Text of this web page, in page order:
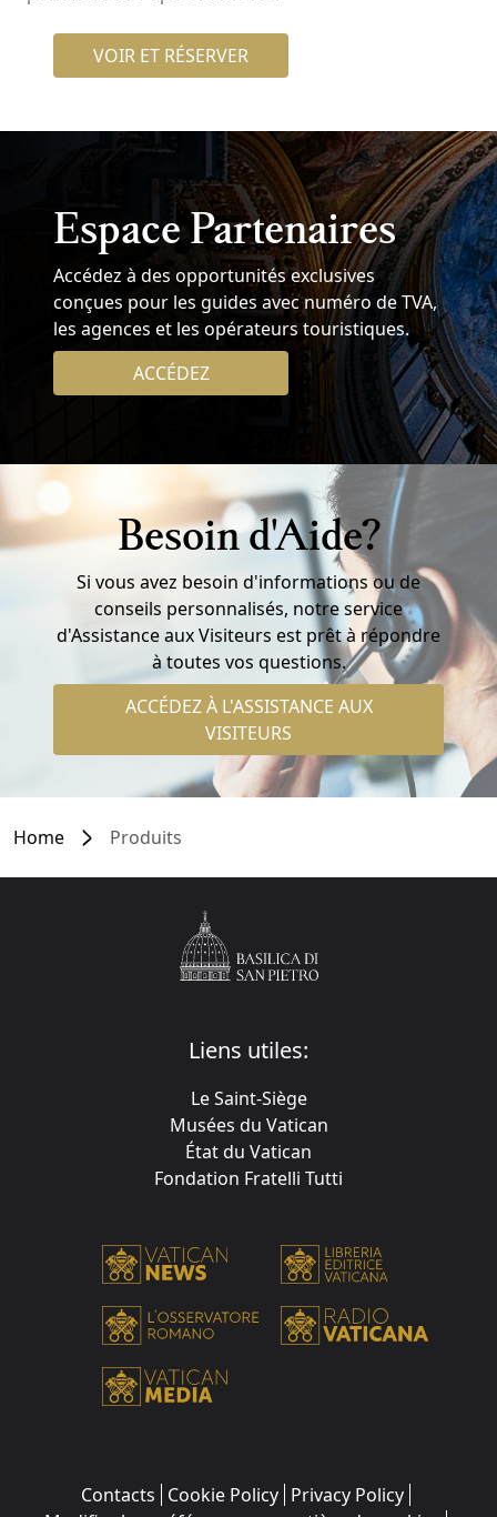
VOIR ET RÉSERVER
Espace Partenaires
Accédez à des opportunités exclusives
conçues pour les guides avec numéro de TVA,
les agences et les opérateurs touristiques.
ACCÉDEZ
Besoin d'Aide?
Si vous avez besoin d'informations ou de
conseils personnalisés, notre service
d'Assistance aux Visiteurs est prêt à répondre
à toutes vos questions.
ACCÉDEZ À L'ASSISTANCE AUX
VISITEURS
Home Produits
Liens utiles:
Le Saint-Siège
Musées du Vatican
État du Vatican
Fondation Fratelli Tutti
Contacts Cookie Policy Privacy Policy